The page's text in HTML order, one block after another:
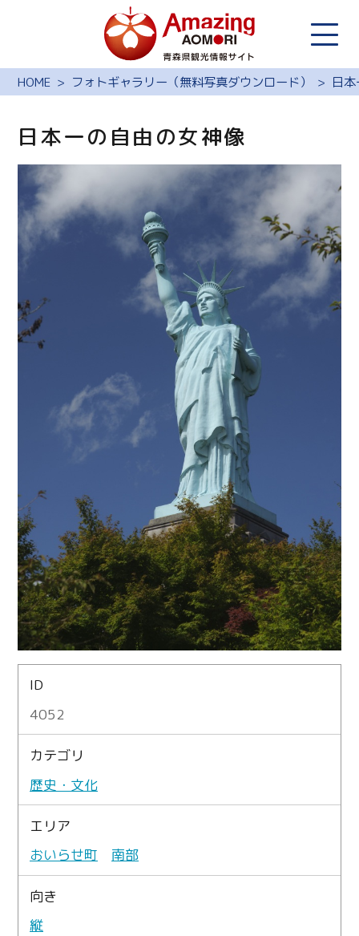
HOME フォトギャラリー（無料写真ダウンロード） 日
日本一の自由の女神像
ID
4052
カテゴリ
歴史・文化
エリア
おいらせ町
南部
向き
縦